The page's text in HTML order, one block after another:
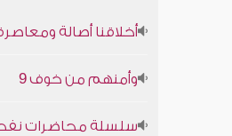
أخلاقنا أصالة
وأمنهم من خوف 9
سلسلة محاضرات